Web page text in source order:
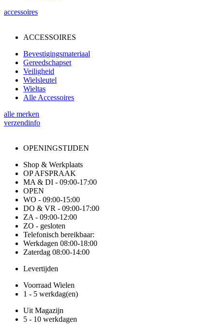
accessoires
ACCESSOIRES
Bevestigingsmateriaal
Gereedschapset
Veiligheid
Wielsleutel
Wieltas
Alle Accessoires
alle merken
verzendinfo
OPENINGSTIJDEN
Shop & Werkplaats
OP AFSPRAAK
MA & DI - 09:00-17:00
OPEN
WO - 09:00-15:00
DO & VR - 09:00-17:00
ZA - 09:00-12:00
ZO - gesloten
Telefonisch bereikbaar:
Werkdagen 08:00-18:00
Zaterdag 08:00-14:00
Levertijden
Voorraad Wielen
1 - 5 werkdag(en)
Uit Magazijn
5 - 10 werkdagen